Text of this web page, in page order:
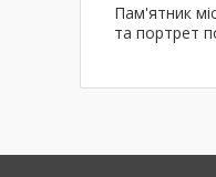
Пам'ятник
та портрет